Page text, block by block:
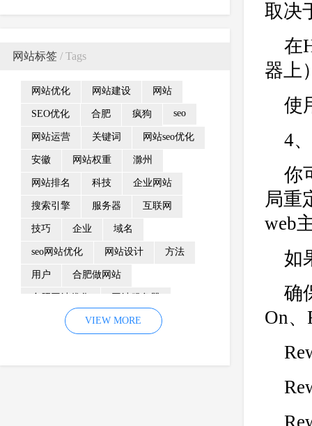
网站标签 / Tags
网站优化 网站建设 网站
SEO优化 合肥 疯狗 seo
网站运营 关键词 网站seo优化
安徽 网站权重 滁州
网站排名 科技 企业网站
搜索引擎 服务器 互联网
技巧 企业 域名
seo网站优化 网站设计 方法
用户 合肥做网站
优化 网站降权
企业网站建设 效果 页面
VIEW MORE
取决
在
器上
使
4
你
局重
web
如
确
On、